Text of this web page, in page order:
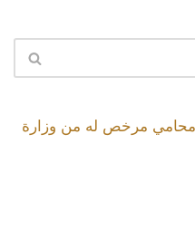
محامي مرخص له من وزارة